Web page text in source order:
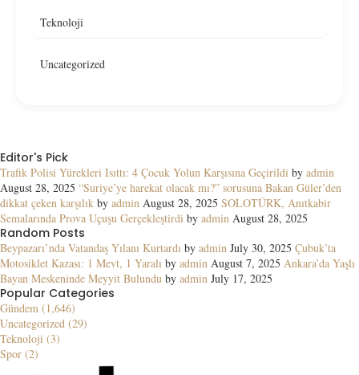
Teknoloji
Uncategorized
Editor's Pick
Trafik Polisi Yürekleri Isıttı: 4 Çocuk Yolun Karşısına Geçirildi by admin
August 28, 2025 “Suriye’ye harekat olacak mı?” sorusuna Bakan Güler’den
dikkat çeken karşılık by admin August 28, 2025 SOLOTÜRK, Anıtkabir
Semalarında Prova Uçuşu Gerçekleştirdi by admin August 28, 2025
Random Posts
Beypazarı’nda Vatandaş Yılanı Kurtardı by admin July 30, 2025 Çubuk’ta
Motosiklet Kazası: 1 Mevt, 1 Yaralı by admin August 7, 2025 Ankara’da Yaşlı
Bayan Meskeninde Meyyit Bulundu by admin July 17, 2025
Popular Categories
Gündem (1,646)
Uncategorized (29)
Teknoloji (3)
Spor (2)